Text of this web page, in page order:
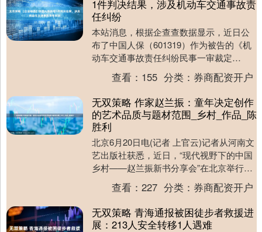
1件判决结果，涉及机动车交通事故责
任纠纷
本站消息，根据企查查数据显示，近日公
布了中国人保（601319）作为被告的《机
动车交通事故责任纠纷民事一审裁定
书》，详细内容如下： 案号：（2024）苏
0583....查看： 155 分类： 券商配资开户
无双策略 作家赵兰振：童年决定创作
的艺术品质与题材范围_乡村_作品_陈
胜利
北京6月20日电(记者 上官云)记者从河南文
艺出版社获悉，近日，“现代视野下的中国
乡村——赵兰振新书分享会”在北京举行，
中国作家协会副主席邱华栋、知名导演陈
胜利....查看：227 分类： 券商配资开户
无双策略 青海通报被困徒步者救援进
展：213人安全转移1人遇难